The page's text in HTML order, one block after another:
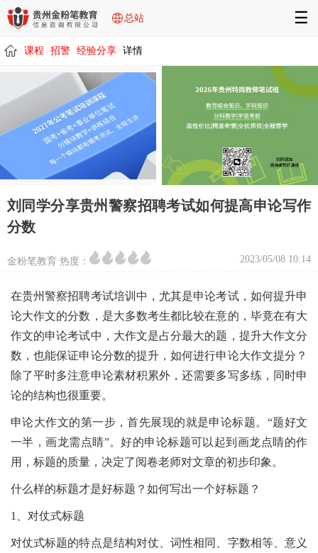
总站 ☰
课程 招警 经验分享 详情
刘同学分享贵州警察招聘考试如何提高申论写作
分数
金粉笔教育 热度： 2023/05/08 10:14
在贵州警察招聘考试培训中，尤其是申论考试，如何提升申
论大作文的分数，是大多数考生都比较在意的，毕竟在有大
作文的申论考试中，大作文是占分最大的题，提升大作文分
数，也能保证申论分数的提升，如何进行申论大作文提分？
除了平时多注意申论素材积累外，还需要多写多练，同时申
论的结构也很重要。
申论大作文的第一步，首先展现的就是申论标题。“题好文
一半，画龙需点睛”。好的申论标题可以起到画龙点睛的作
用，标题的质量，决定了阅卷老师对文章的初步印象。
什么样的标题才是好标题？如何写出一个好标题？
1、对仗式标题
对仗式标题的特点是结构对仗、词性相同、字数相等、意义